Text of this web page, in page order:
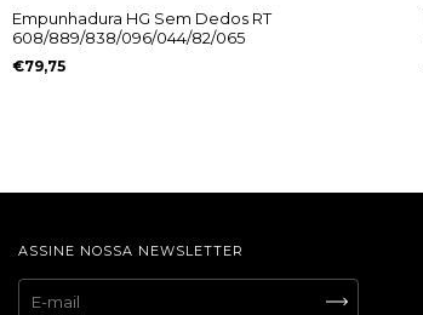
Empunhadura HG Sem Dedos RT
608/889/838/096/044/82/065
€79,75
ASSINE NOSSA NEWSLETTER